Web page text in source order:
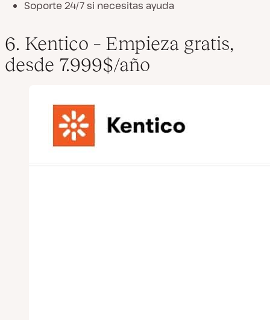
Soporte 24/7 si necesitas ayuda
6. Kentico – Empieza gratis,
desde 7.999$/año